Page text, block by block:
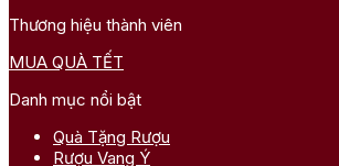
Thương hiệu thành viên
MUA QUÀ TẾT
Danh mục nổi bật
Quà Tặng Rượu
Rượu Vang Ý